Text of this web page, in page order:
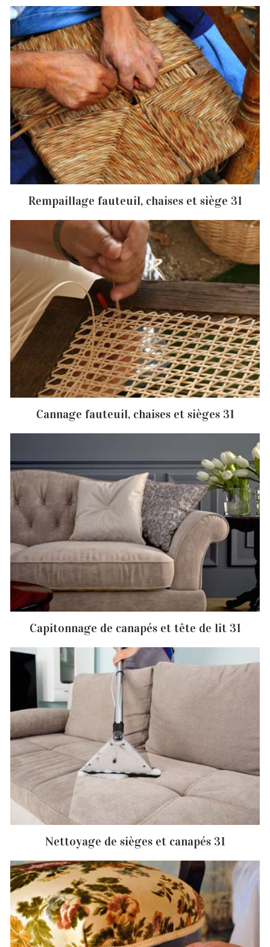
Rempaillage fauteuil, chaises et siège 31
Cannage fauteuil, chaises et sièges 31
Capitonnage de canapés et tête de lit 31
Nettoyage de sièges et canapés 31